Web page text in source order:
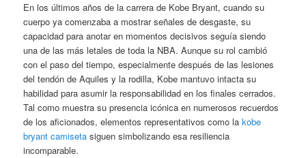
En los últimos años de la carrera de Kobe Bryant, cuando su
cuerpo ya comenzaba a mostrar señales de desgaste, su
capacidad para anotar en momentos decisivos seguía siendo
una de las más letales de toda la NBA. Aunque su rol cambió
con el paso del tiempo, especialmente después de las lesiones
del tendón de Aquiles y la rodilla, Kobe mantuvo intacta su
habilidad para asumir la responsabilidad en los finales cerrados.
Tal como muestra su presencia icónica en numerosos recuerdos
de los aficionados, elementos representativos como lakobe
bryant camiseta siguen simbolizando esa resiliencia
incomparable.